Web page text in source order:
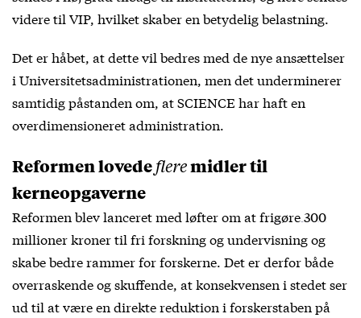
videre til VIP, hvilket skaber en betydelig belastning.
Det er håbet, at dette vil bedres med de nye ansættelser
i Universitetsadministrationen, men det underminerer
samtidig påstanden om, at SCIENCE har haft en
overdimensioneret administration.
Reformen lovedefleremidler til
kerneopgaverne
Reformen blev lanceret med løfter om atfrigøre 300
millionerkroner til fri forskning og undervisning og
skabe bedre rammer for forskerne. Det er derfor både
overraskende og skuffende, at konsekvensen i stedet ser
ud til at være en direkte reduktion i forskerstaben på